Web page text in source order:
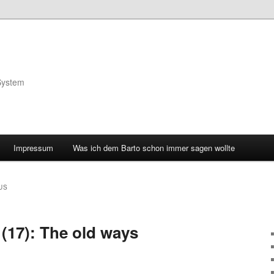
Impressum Was ich dem Barto schon immer sagen wollte
The old ways